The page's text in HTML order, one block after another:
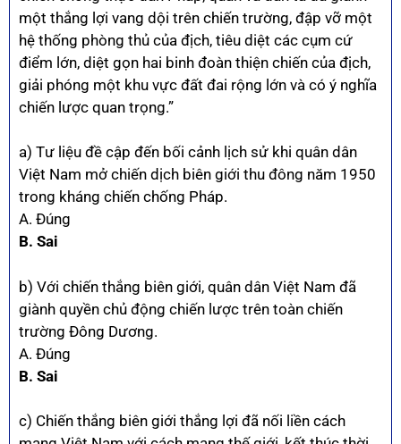
một thắng lợi vang dội trên chiến trường, đập vỡ một
hệ thống phòng thủ của địch, tiêu diệt các cụm cứ
điểm lớn, diệt gọn hai binh đoàn thiện chiến của địch,
giải phóng một khu vực đất đai rộng lớn và có ý nghĩa
chiến lược quan trọng.”
a) Tư liệu đề cập đến bối cảnh lịch sử khi quân dân
Việt Nam mở chiến dịch biên giới thu đông năm 1950
trong kháng chiến chống Pháp.
A. Đúng
B. Sai
b) Với chiến thắng biên giới, quân dân Việt Nam đã
giành quyền chủ động chiến lược trên toàn chiến
trường Đông Dương.
A. Đúng
B. Sai
c) Chiến thắng biên giới thắng lợi đã nối liền cách